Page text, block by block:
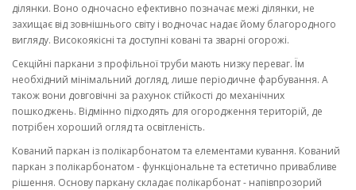
ділянки. Воно одночасно ефективно позначає межі ділянки, не
захищає від зовнішнього світу і водночас надає йому благородного
вигляду. Високоякісні та доступні ковані та зварні огорожі.
Секційні паркани з профільної труби мають низку переваг. Їм
необхідний мінімальний догляд, лише періодичне фарбування. А
також вони довговічні за рахунок стійкості до механічних
пошкоджень. Відмінно підходять для огородження територій, де
потрібен хороший огляд та освітленість.
Кований паркан із полікарбонатом та елементами кування. Кований
паркан з полікарбонатом - функціональне та естетично привабливе
рішення. Основу паркану складає полікарбонат - напівпрозорий